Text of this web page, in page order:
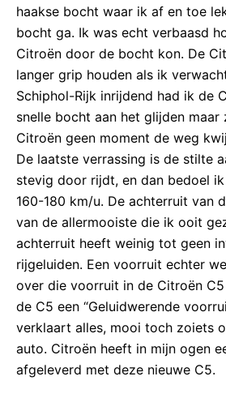
haakse bocht waar ik af en toe
bocht ga. Ik was echt verbaasd
Citroën door de bocht kon. De
langer grip houden als ik
Schiphol-Rijk inrijdend had ik de
snelle bocht aan het glijden
Citroën geen moment de weg
De laatste verrassing is de stilte
stevig door rijdt, en dan bedoel
160-180 km/u. De achterruit van
van de allermooiste die ik ooit
achterruit heeft weinig tot geen
rijgeluiden. Een voorruit echter
over die voorruit in de Citroën
de C5 een “Geluidwerende
verklaart alles, mooi toch zoiets
auto. Citroën heeft in mijn ogen
afgeleverd met deze nieuwe C5.